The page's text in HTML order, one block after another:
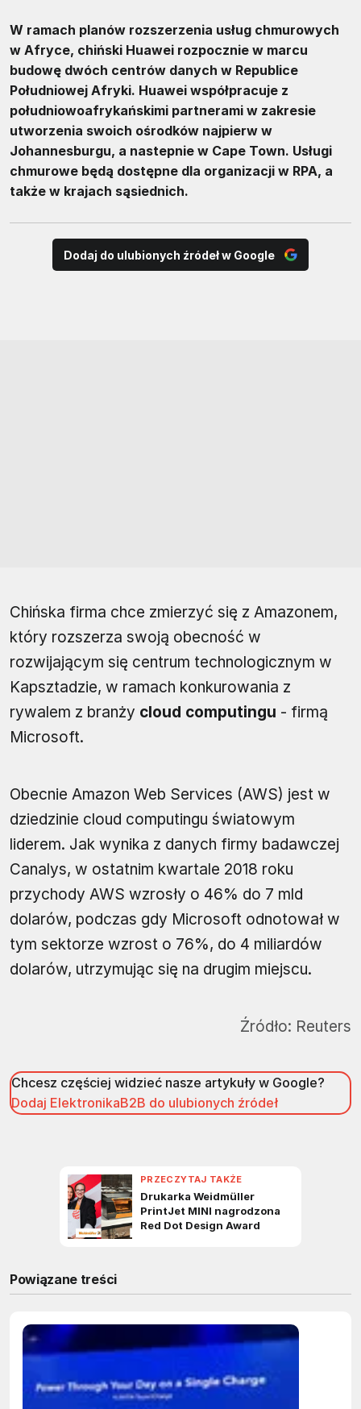
W ramach planów rozszerzenia usług chmurowych
w Afryce, chiński Huawei rozpocznie w marcu
budowę dwóch centrów danych w Republice
Południowej Afryki. Huawei współpracuje z
południowoafrykańskimi partnerami w zakresie
utworzenia swoich ośrodków najpierw w
Johannesburgu, a nastepnie w Cape Town. Usługi
chmurowe będą dostępne dla organizacji w RPA, a
także w krajach sąsiednich.
Dodaj do ulubionych źródeł w Google
Chińska firma chce zmierzyć się z Amazonem,
który rozszerza swoją obecność w
rozwijającym się centrum technologicznym w
Kapsztadzie, w ramach konkurowania z
rywalem z branży cloud computingu - firmą
Microsoft.
Obecnie Amazon Web Services (AWS) jest w
dziedzinie cloud computingu światowym
liderem. Jak wynika z danych firmy badawczej
Canalys, w ostatnim kwartale 2018 roku
przychody AWS wzrosły o 46% do 7 mld
dolarów, podczas gdy Microsoft odnotował w
tym sektorze wzrost o 76%, do 4 miliardów
dolarów, utrzymując się na drugim miejscu.
Źródło: Reuters
Chcesz częściej widzieć nasze artykuły w Google?
Dodaj ElektronikaB2B do ulubionych źródeł
Powiązane treści